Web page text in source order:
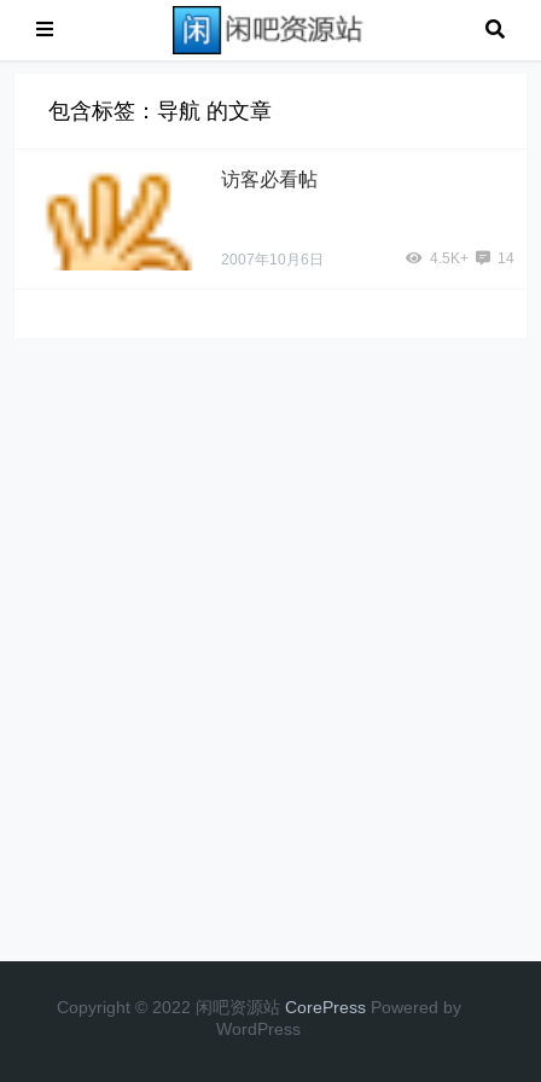
包含标签：导航 的文章
访客必看帖
2007年10月6日 4.5K+ 14
Copyright © 2022 闲吧资源站 CorePress Powered by
WordPress